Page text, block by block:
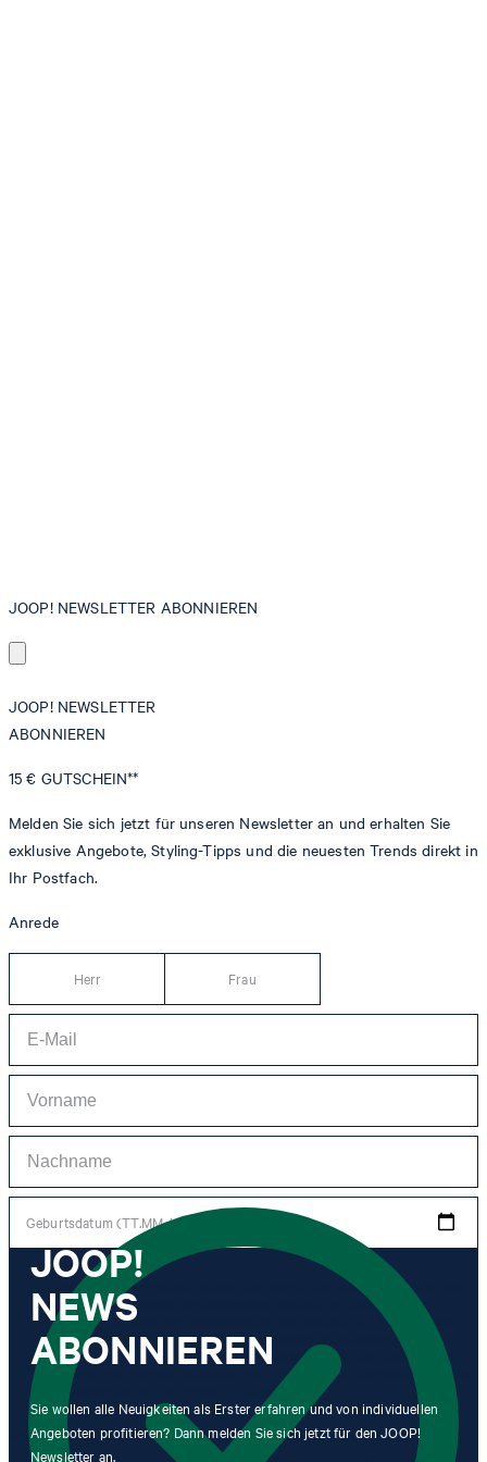
JOOP! NEWSLETTER ABONNIEREN
JOOP! NEWSLETTER
ABONNIEREN
15 € GUTSCHEIN**
Melden Sie sich jetzt für unseren Newsletter an und erhalten Sie
exklusive Angebote, Styling-Tipps und die neuesten Trends direkt in
Ihr Postfach.
Anrede
Herr Frau
Geburtsdatum (TT.MM.JJJJ)
*Ich stimme der Erhebung, Verarbeitung und Nutzung von Tracking-Daten des
Newsletters zu Zwecken der persönlichen Beratung, im Rahmen des
Kundenservice sowie der Personalisierung von Werbung zu. Erhoben werden
Informationen zum Newsletter (Name des Newsletters, Kategorie des
Newsletters, Zeitpunkt des Versands, Öffnungszeitpunkt) und wann ich auf
welchen Link innerhalb des Newsletters klicke sowie ggf. auch Käufe, die ich im
Zusammenhang mit dem Newsletter tätige.
Mit einem Klick auf „Newsletter abonnieren" erkläre ich mich damit
JOOP!
NEWS
ABONNIEREN
Sie wollen alle Neuigkeiten als Erster erfahren und von individuellen
Angeboten profitieren? Dann melden Sie sich jetzt für den JOOP!
Newsletter an.